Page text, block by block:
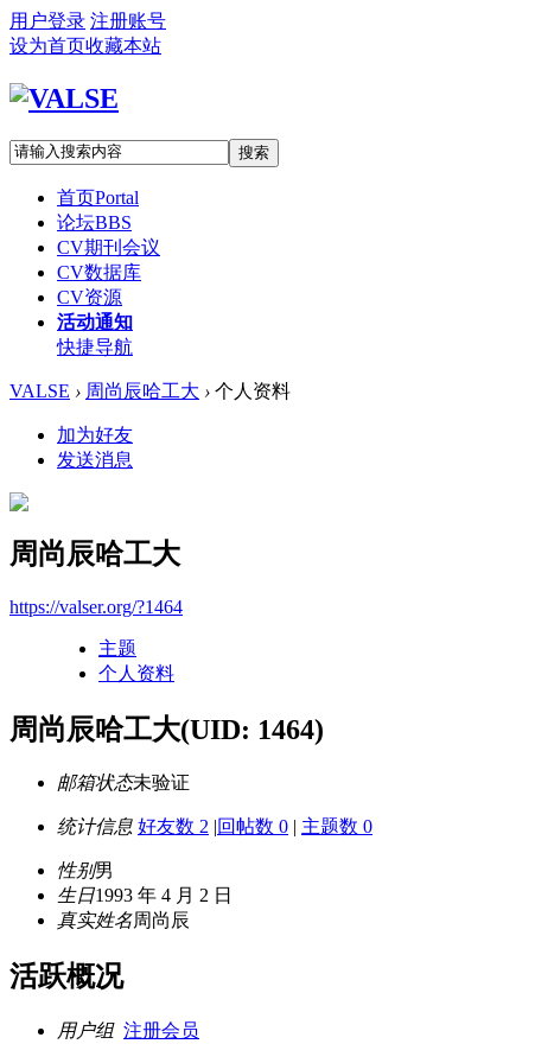
用户登录 注册账号
设为首页收藏本站
搜索
首页Portal
论坛BBS
CV期刊会议
CV数据库
CV资源
活动通知
快捷导航
VALSE › 周尚辰哈工大 › 个人资料
加为好友
发送消息
周尚辰哈工大
https://valser.org/?1464
主题
个人资料
周尚辰哈工大(UID: 1464)
邮箱状态未验证
统计信息 好友数 2 |回帖数 0 | 主题数 0
性别男
生日1993 年 4 月 2 日
真实姓名周尚辰
活跃概况
用户组 注册会员